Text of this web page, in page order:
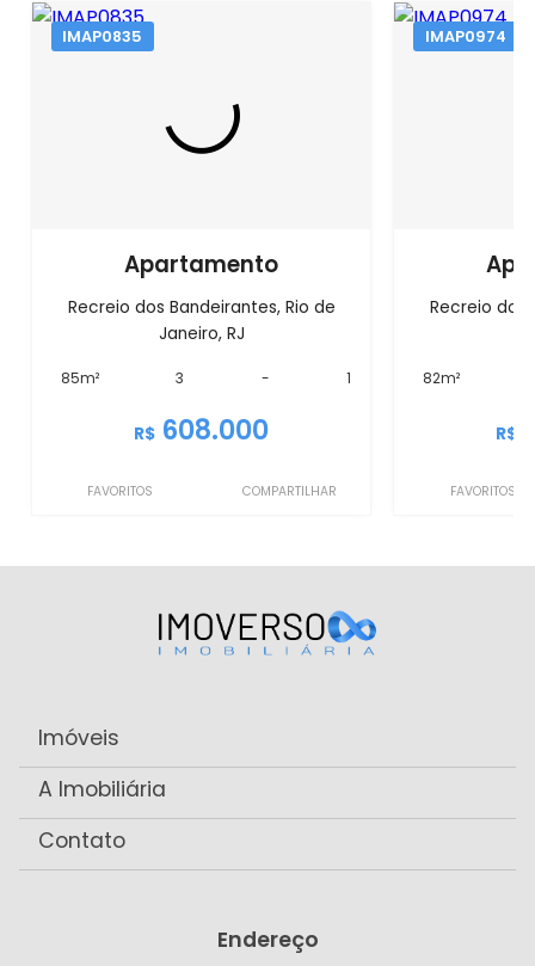
IMAP0835
Apartamento
Recreio dos Bandeirantes, Rio de
Janeiro, RJ
85m² 3 - 1
R$ 608.000
FAVORITOS COMPARTILHAR
IMAP0974
Recreio dos
82m²
R$
FAVORITOS
Imóveis
A Imobiliária
Contato
Endereço